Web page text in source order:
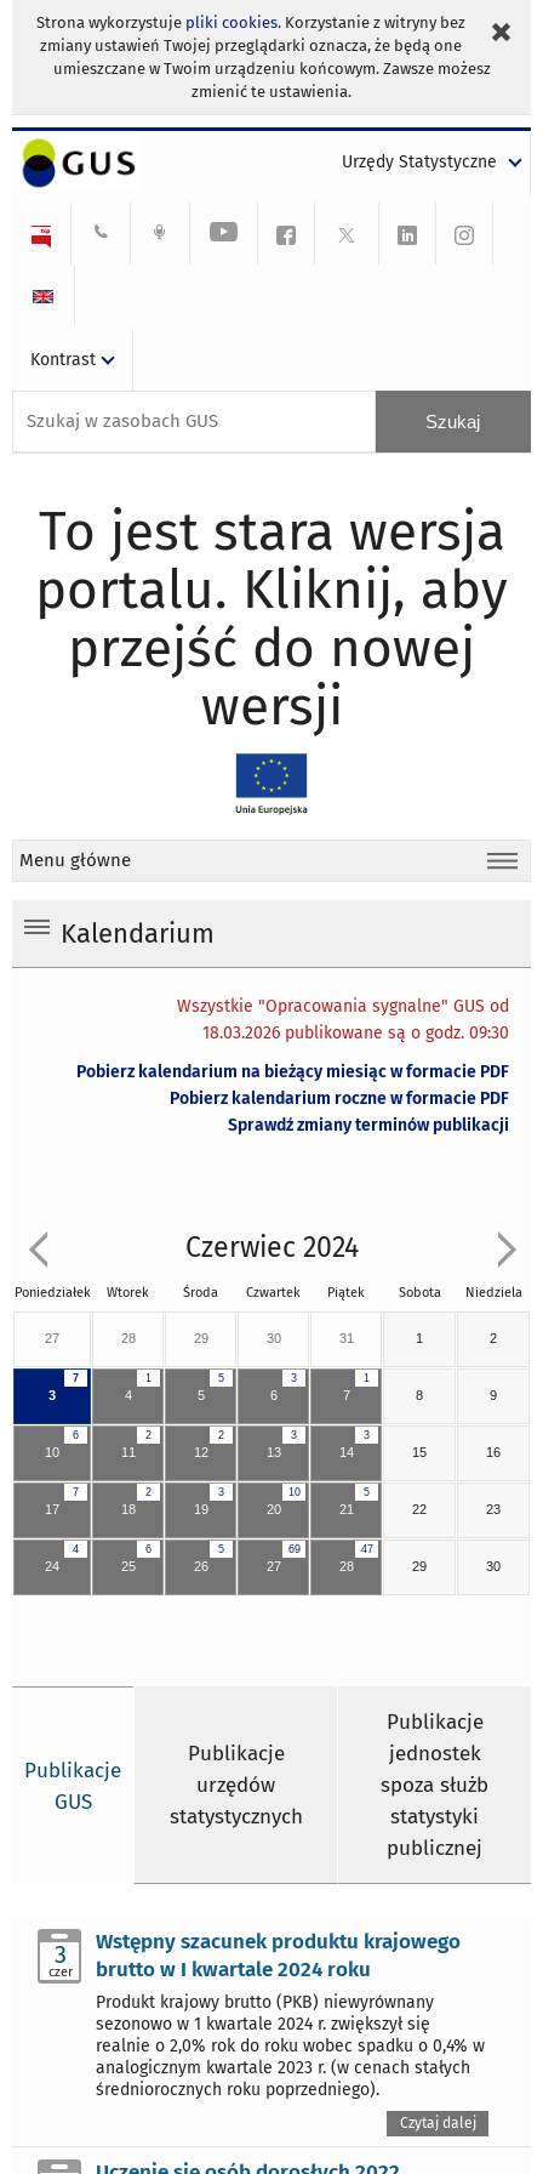
Strona wykorzystuje pliki cookies. Korzystanie z witryny bez
zmiany ustawień Twojej przeglądarki oznacza, że będą one
umieszczane w Twoim urządzeniu końcowym. Zawsze możesz
zmienić te ustawienia.
Urzędy Statystyczne
Kontrast
To jest stara wersja
portalu. Kliknij, aby
przejść do nowej
wersji
Menu główne
Kalendarium
Wszystkie "Opracowania sygnalne" GUS od
18.03.2026 publikowane są o godz. 09:30
Pobierz kalendarium na bieżący miesiąc w formacie PDF
Pobierz kalendarium roczne w formacie PDF
Sprawdź zmiany terminów publikacji
Czerwiec 2024
Poniedziałek Wtorek Środa Czwartek Piątek Sobota Niedziela
27 28 29 30 31 1 2
7
3
1
4
5
5
3
6
1
7 8 9
6
10
2
11
2
12
3
13
3
14 15 16
7
17
2
18
3
19
10
20
5
21 22 23
4
24
6
25
5
26
69
27
47
28 29 30
Publikacje
GUS
Publikacje
urzędów
statystycznych
Publikacje
jednostek
spoza służb
statystyki
publicznej
3
czer
Wstępny szacunek produktu krajowego
brutto w I kwartale 2024 roku
Produkt krajowy brutto (PKB) niewyrównany
sezonowo w 1 kwartale 2024 r. zwiększył się
realnie o 2,0% rok do roku wobec spadku o 0,4% w
analogicznym kwartale 2023 r. (w cenach stałych
średniorocznych roku poprzedniego).
Czytaj dalej